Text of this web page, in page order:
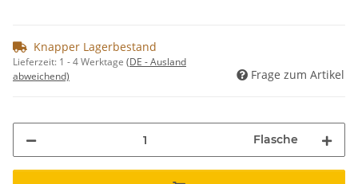
Knapper Lagerbestand
Lieferzeit: 1 - 4 Werktage (DE - Ausland
abweichend)
Frage zum Artikel
Flasche